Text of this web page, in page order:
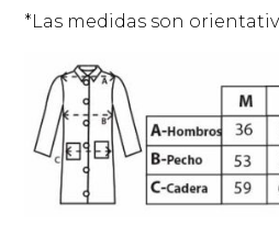
*Las medidas son